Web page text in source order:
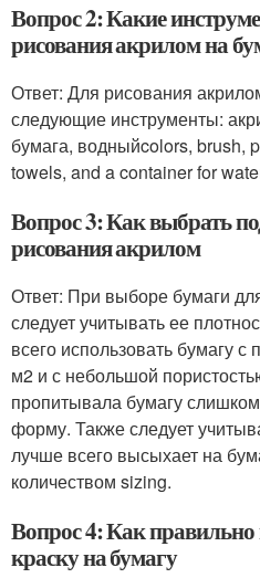
Вопрос 2: Какие
рисования акрилом на
Ответ: Для рисования
следующие инструменты:
бумага, водныйcolors, brush,
towels, and a container for
Вопрос 3: Как выбрать
рисования акрилом
Ответ: При выборе бумаги
следует учитывать ее
всего использовать бумагу
м2 и с небольшой
пропитывала бумагу
форму. Также следует
лучше всего высыхает на
количеством sizing.
Вопрос 4: Как
краску на бумагу